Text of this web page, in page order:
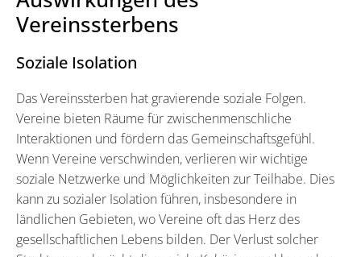
Vereinssterbens
Soziale Isolation
Das Vereinssterben hat gravierende soziale Folgen.
Vereine bieten Räume für zwischenmenschliche
Interaktionen und fördern das Gemeinschaftsgefühl.
Wenn Vereine verschwinden, verlieren wir wichtige
soziale Netzwerke und Möglichkeiten zur Teilhabe. Dies
kann zu sozialer Isolation führen, insbesondere in
ländlichen Gebieten, wo Vereine oft das Herz des
gesellschaftlichen Lebens bilden. Der Verlust solcher